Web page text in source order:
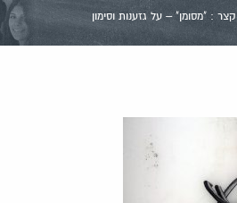
: "מסומן" – על גזענות וסימון